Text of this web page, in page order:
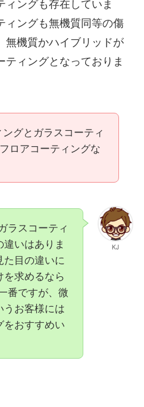
ィングも無機質同等の傷
無機質かハイブリッドが
ィングとなっておりま
グとガラスコーティ
ロアコーティングな
KJ
ラスコーティ
いはありま
目の違いに
求めるなら
番ですが、微
お客様には
をおすすめい